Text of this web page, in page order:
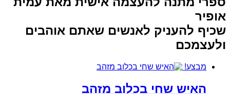
אופיר
שכיף להעניק לאנשים שאתם אוהבים
ולעצמכם
מבצע!
האיש שחי בכלוב מזהב